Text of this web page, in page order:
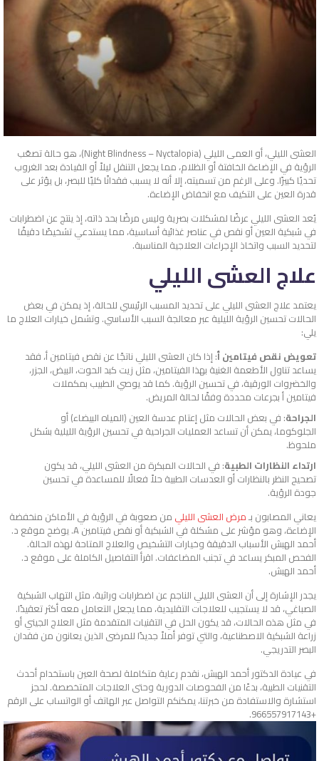
العشى الليلي، أو العمى الليلي (Night Blindness – Nyctalopia)، هو حالة تصعّب
الرؤية في الإضاءة الخافتة أو الظلام، مما يجعل التنقل ليلاً أو القيادة بعد الغروب
تحديًا كبيرًا. وعلى الرغم من تسميته، إلا أنه لا يسبب فقدانًا كليًا للبصر، بل يؤثر على
قدرة العين على التكيف مع انخفاض الإضاءة.
يُعد العشى الليلي عرضًا لمشكلات بصرية وليس مرضًا بحد ذاته، إذ ينتج عن اضطرابات
في شبكية العين أو نقص في عناصر غذائية أساسية، مما يستدعي تشخيصًا دقيقًا
لتحديد السبب واتخاذ الإجراءات العلاجية المناسبة.
علاج العشى الليلي
يعتمد علاج العشى الليلي على تحديد المسبب الرئيسي للحالة، إذ يمكن في بعض
الحالات تحسين الرؤية الليلية عبر معالجة السبب الأساسي. وتشمل خيارات العلاج ما
يلي:
تعويض نقص فيتامين أ: إذا كان العشى الليلي ناتجًا عن نقص فيتامين أ، فقد
يساعد تناول الأطعمة الغنية بهذا الفيتامين، مثل زيت كبد الحوت، البيض، الجزر،
والخضروات الورقية، في تحسين الرؤية. كما قد يوصي الطبيب بمكملات
فيتامين أ بجرعات محددة وفقًا لحالة المريض.
الجراحة: في بعض الحالات مثل إعتام عدسة العين (المياه البيضاء) أو
الجلوكوما، يمكن أن تساعد العمليات الجراحية في تحسين الرؤية الليلية بشكل
ملحوظ.
ارتداء النظارات الطبية: في الحالات المبكرة من العشى الليلي، قد يكون
تصحيح النظر بالنظارات أو العدسات الطبية حلاً فعالًا للمساعدة في تحسين
جودة الرؤية.
يعاني المصابون بـمرض العشى الليلي من صعوبة في الرؤية في الأماكن منخفضة
الإضاءة، وهو مؤشر على مشكلة في الشبكية أو نقص فيتامين A. يوضح موقع د.
أحمد الهبش الأسباب الدقيقة وخيارات التشخيص والعلاج المتاحة لهذه الحالة.
الفحص المبكر يساعد في تجنب المضاعفات. اقرأ التفاصيل الكاملة على موقع د.
أحمد الهبش.
يجدر الإشارة إلى أن العشى الليلي الناجم عن اضطرابات وراثية، مثل التهاب الشبكية
الصباغي، قد لا يستجيب للعلاجات التقليدية، مما يجعل التعامل معه أكثر تعقيدًا.
في مثل هذه الحالات، قد يكون الحل في التقنيات المتقدمة مثل العلاج الجيني أو
زراعة الشبكية الاصطناعية، والتي توفر أملاً جديدًا للمرضى الذين يعانون من فقدان
البصر التدريجي.
في عيادة الدكتور أحمد الهبش، نقدم رعاية متكاملة لصحة العين باستخدام أحدث
التقنيات الطبية، بدءًا من الفحوصات الدورية وحتى العلاجات المتخصصة. لحجز
استشارة والاستفادة من خبرتنا، يمكنكم التواصل عبر الهاتف أو الواتساب على الرقم
+966557917143.